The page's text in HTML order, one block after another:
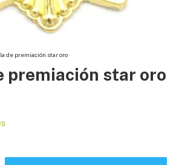
de premiación star oro
premiación star oro